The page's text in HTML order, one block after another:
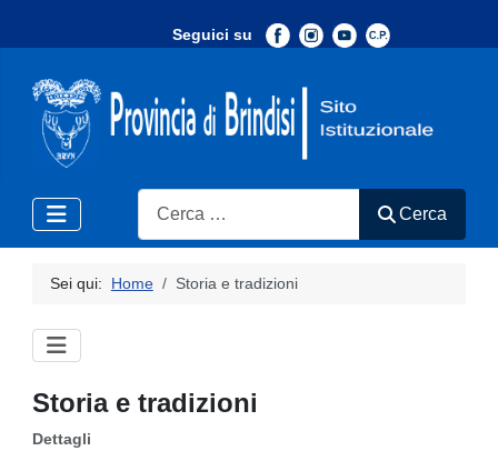
Seguici su
Search
Cerca
Sei qui: Home Storia e tradizioni
Storia e tradizioni
Dettagli